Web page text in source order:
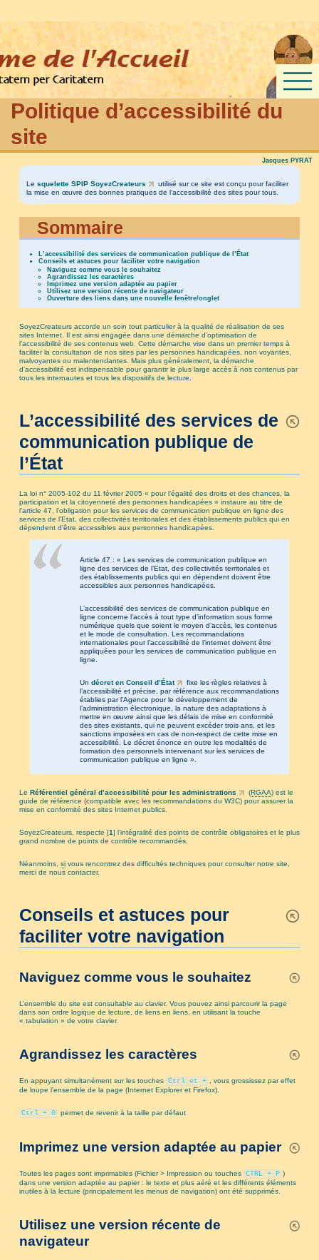
Politique d’accessibilité du
site
Par Jacques PYRAT
Le squelette SPIP SoyezCreateurs
utilisé sur ce site est conçu pour faciliter
la mise en œuvre des bonnes pratiques de l’accessibilité des sites pour tous.
Sommaire
L’accessibilité des services de communication publique de l’État
Conseils et astuces pour faciliter votre navigation
Naviguez comme vous le souhaitez
Agrandissez les caractères
Imprimez une version adaptée au papier
Utilisez une version récente de navigateur
Ouverture des liens dans une nouvelle fenêtre/onglet
SoyezCreateurs accorde un soin tout particulier à la qualité de réalisation de ses
sites Internet. Il est ainsi engagée dans une démarche d’optimisation de
l’accessibilité de ses contenus web. Cette démarche vise dans un premier temps à
faciliter la consultation de nos sites par les personnes handicapées, non voyantes,
malvoyantes ou malentendantes. Mais plus généralement, la démarche
d’accessibilité est indispensable pour garantir le plus large accès à nos contenus par
tous les internautes et tous les dispositifs de lecture.
L’accessibilité des services de
communication publique de
l’État
La loi n° 2005-102 du 11 février 2005 « pour l’égalité des droits et des chances, la
participation et la citoyenneté des personnes handicapées » instaure au titre de
l’article 47, l’obligation pour les services de communication publique en ligne des
services de l’Etat, des collectivités territoriales et des établissements publics qui en
dépendent d’être accessibles aux personnes handicapées.
Article 47 : « Les services de communication publique en
ligne des services de l’Etat, des collectivités territoriales et
des établissements publics qui en dépendent doivent être
accessibles aux personnes handicapées.
L’accessibilité des services de communication publique en
ligne concerne l’accès à tout type d’information sous forme
numérique quels que soient le moyen d’accès, les contenus
et le mode de consultation. Les recommandations
internationales pour l’accessibilité de l’internet doivent être
appliquées pour les services de communication publique en
ligne.
Un décret en Conseil d’État
fixe les règles relatives à
l’accessibilité et précise, par référence aux recommandations
établies par l’Agence pour le développement de
l’administration électronique, la nature des adaptations à
mettre en œuvre ainsi que les délais de mise en conformité
des sites existants, qui ne peuvent excéder trois ans, et les
sanctions imposées en cas de non-respect de cette mise en
accessibilité. Le décret énonce en outre les modalités de
formation des personnels intervenant sur les services de
communication publique en ligne ».
Le Référentiel général d’accessibilité pour les administrations (RGAA) est le
guide de référence (compatible avec les recommandations du W3C) pour assurer la
mise en conformité des sites Internet publics.
SoyezCreateurs, respecte [1] l’intégralité des points de contrôle obligatoires et le plus
grand nombre de points de contrôle recommandés.
Néanmoins, sivous rencontrez des difficultés techniques pour consulter notre site,
merci de nous contacter.
Conseils et astuces pour
faciliter votre navigation
Naviguez comme vous le souhaitez
L’ensemble du site est consultable au clavier. Vous pouvez ainsi parcourir la page
dans son ordre logique de lecture, de liens en liens, en utilisant la touche
« tabulation » de votre clavier.
Agrandissez les caractères
En appuyant simultanément sur les touches Ctrl et +
, vous grossissez par effet
de loupe l’ensemble de la page (Internet Explorer et Firefox).
Ctrl + 0 permet de revenir à la taille par défaut
Imprimez une version adaptée au papier
Toutes les pages sont imprimables (Fichier > Impression ou touches CTRL + P )
dans une version adaptée au papier : le texte et plus aéré et les différents éléments
inutiles à la lecture (principalement les menus de navigation) ont été supprimés.
Utilisez une version récente de
navigateur